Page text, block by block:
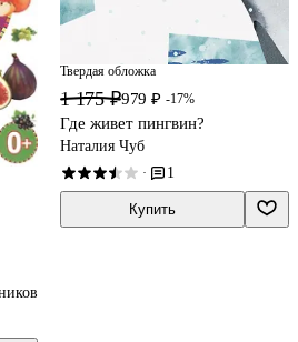
Твердая обложка
1 175 ₽979 ₽ -17%
Где живет пингвин?
Наталия Чуб
· 1
Купить